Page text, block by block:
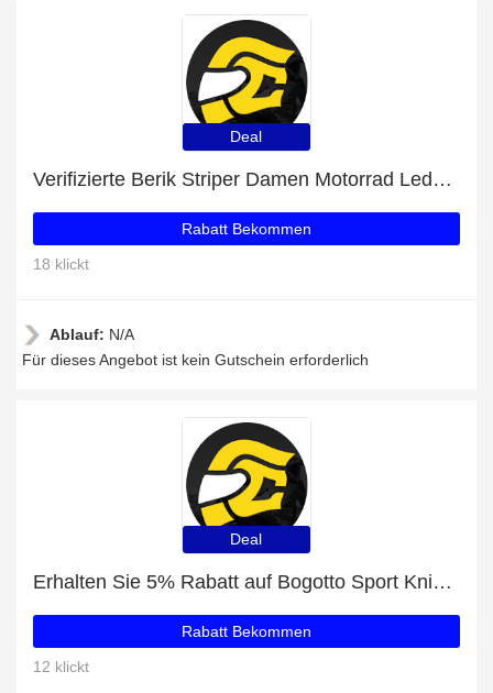
Deal
Verifizierte Berik Striper Damen Motorrad Lederjacke-Rabatte: 15% Rabatt
Rabatt Bekommen
18 klickt
Ablauf: N/A
Für dieses Angebot ist kein Gutschein erforderlich
Deal
Erhalten Sie 5% Rabatt auf Bogotto Sport Knieschleifer
Rabatt Bekommen
12 klickt